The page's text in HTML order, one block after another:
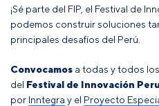
¡Sé parte del FIP, el Festival de
podemos construir soluciones
principales desafíos del Perú.
Convocamos a todas y todos
del Festival de Innovación
por Inntegra y el Proyecto